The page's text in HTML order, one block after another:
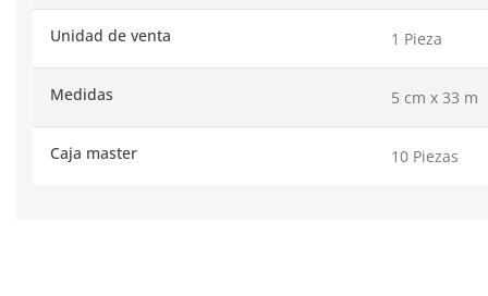
Unidad de venta 1 Pieza
Medidas 5 cm x 33 m
Caja master 10 Piezas